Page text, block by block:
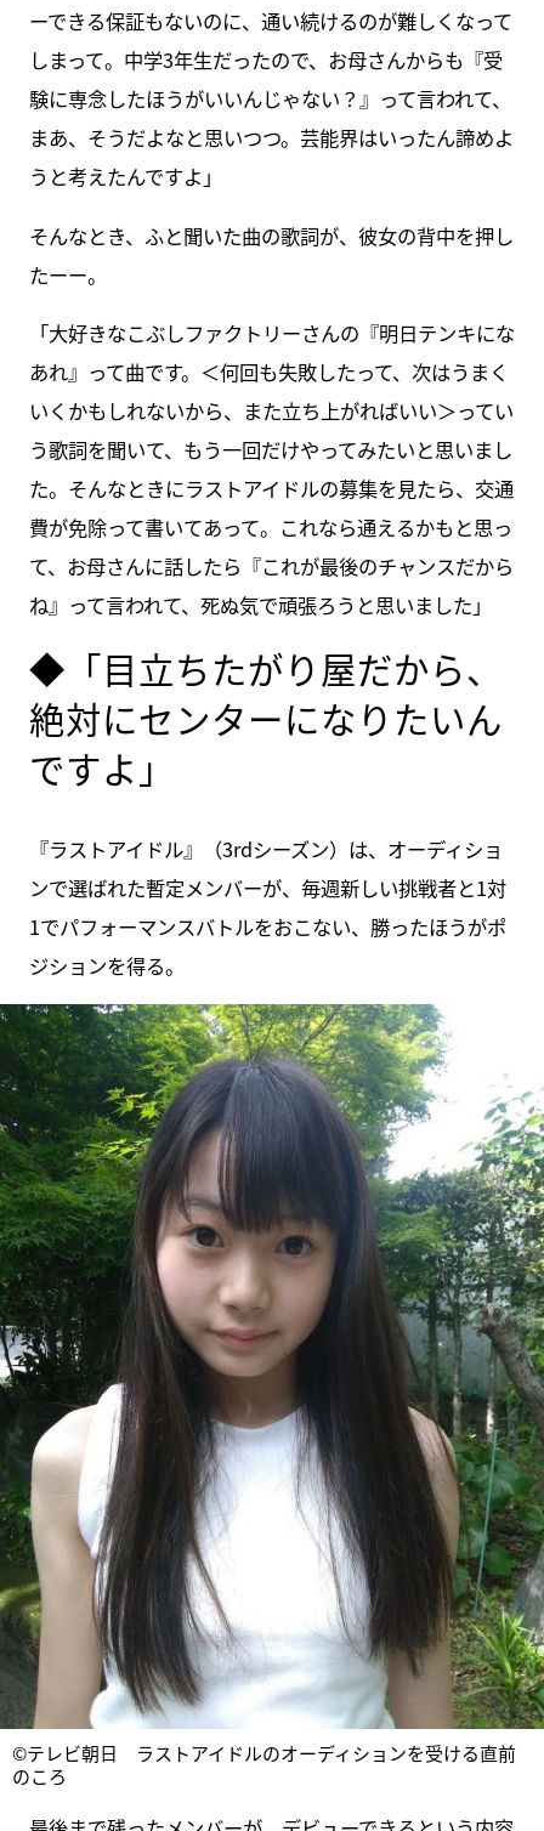
ーできる保証もないのに、通い続けるのが難しくなって
しまって。中学3年生だったので、お母さんからも『受
験に専念したほうがいいんじゃない？』って言われて、
まあ、そうだよなと思いつつ。芸能界はいったん諦めよ
うと考えたんですよ」
そんなとき、ふと聞いた曲の歌詞が、彼女の背中を押し
たーー。
「大好きなこぶしファクトリーさんの『明日テンキにな
あれ』って曲です。＜何回も失敗したって、次はうまく
いくかもしれないから、また立ち上がればいい＞ってい
う歌詞を聞いて、もう一回だけやってみたいと思いまし
た。そんなときにラストアイドルの募集を見たら、交通
費が免除って書いてあって。これなら通えるかもと思っ
て、お母さんに話したら『これが最後のチャンスだから
ね』って言われて、死ぬ気で頑張ろうと思いました」
◆「目立ちたがり屋だから、
絶対にセンターになりたいん
ですよ」
『ラストアイドル』（3rdシーズン）は、オーディショ
ンで選ばれた暫定メンバーが、毎週新しい挑戦者と1対
1でパフォーマンスバトルをおこない、勝ったほうがポ
ジションを得る。
©テレビ朝日 ラストアイドルのオーディションを受ける直前
のころ